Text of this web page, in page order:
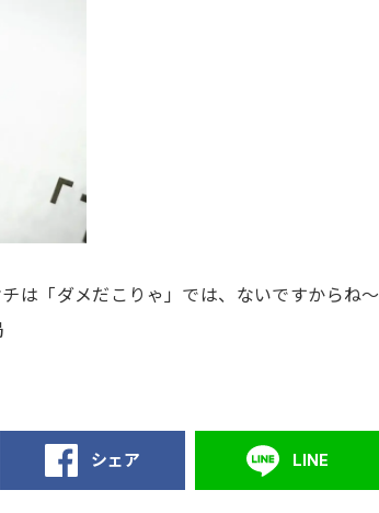
は「ダメだこりゃ」では、ないですからね〜
シェア LINE